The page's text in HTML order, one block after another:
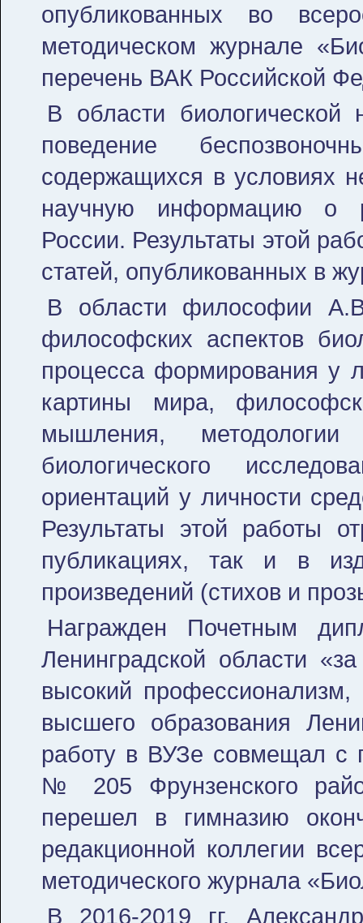
опубликованных во
методическом журнале
перечень ВАК Российской
В области
поведение
содержащихся в условиях
научную информацию о
России. Результаты этой
статей, опубликованных в
В области философии
философских аспектов
процесса формирования у
картины мира,
мышления,
биологического
ориентаций у личности
Результаты этой работы
публикациях, так и в
произведений (стихов и
Награжден Почетным
Ленинградской области
высокий
высшего образования
работу в ВУЗе совмещал с
№ 205 Фрунзенского
перешел в гимназию
редакционной коллегии
методического журнала
В 2016-2019 гг.